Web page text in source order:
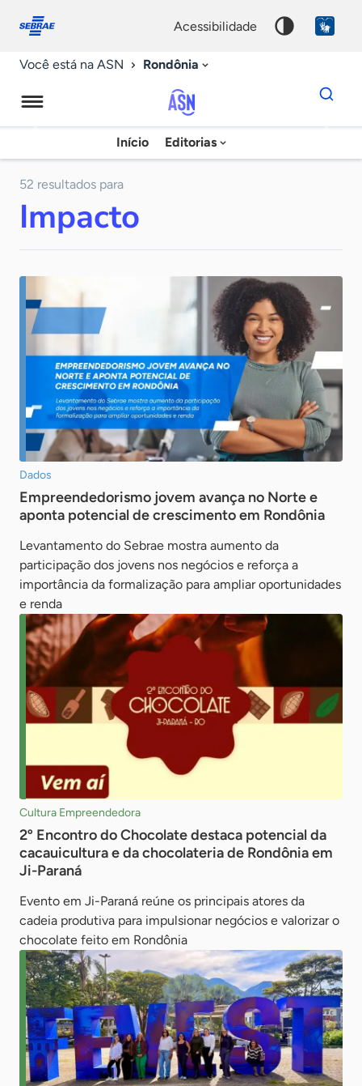
conosco
acessibilidade
Você está na ASN Rondônia
Agência
Sebrae
Início Editorias
Dados
para
chave
52 resultados para
Impacto
Dados
Empreendedorismo jovem avança no Norte e
aponta potencial de crescimento em Rondônia
Levantamento do Sebrae mostra aumento da
participação dos jovens nos negócios e reforça a
importância da formalização para ampliar oportunidades
e renda
Cultura Empreendedora
2º Encontro do Chocolate destaca potencial da
cacauicultura e da chocolateria de Rondônia em
Ji-Paraná
Evento em Ji-Paraná reúne os principais atores da
cadeia produtiva para impulsionar negócios e valorizar o
chocolate feito em Rondônia